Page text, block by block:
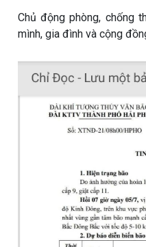
Chủ động phòng, chống
mình, gia đình và cộng